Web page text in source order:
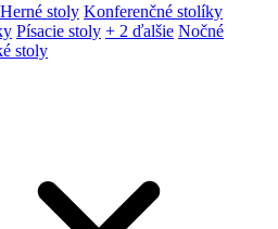
Herné stoly Konferenčné stolíky
Písacie stoly + 2 ďalšie Nočné
stoly